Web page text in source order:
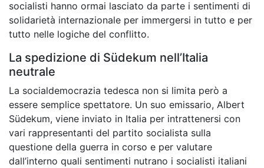
socialisti hanno ormai lasciato da parte i sentimenti di
solidarietà internazionale per immergersi in tutto e per
tutto nelle logiche del conflitto.
La spedizione di Südekum nell’Italia
neutrale
La socialdemocrazia tedesca non si limita però a
essere semplice spettatore. Un suo emissario, Albert
Südekum, viene inviato in Italia per intrattenersi con
vari rappresentanti del partito socialista sulla
questione della guerra in corso e per valutare
dall’interno quali sentimenti nutrano i socialisti italiani